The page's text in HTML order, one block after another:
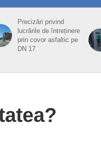
Precizări privind
lucrările de întreținere
prin covor asfaltic pe
DN 17